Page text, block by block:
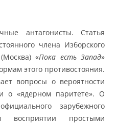
антагонисты. Статья
члена Изборского
(Москва) «Пока есть Запад»
этого противостояния.
вопросы о вероятности
о «ядерном паритете». О
зарубежного
простыми